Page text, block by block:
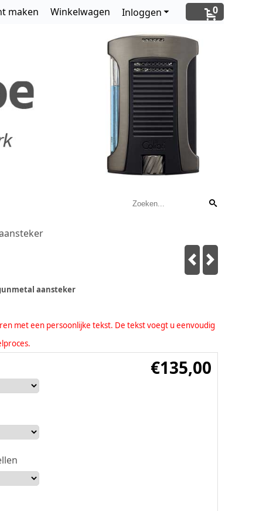
0
Inloggen
maken Winkelwagen
aansteker
met een persoonlijke tekst. De tekst voegt u eenvoudig
€135,00